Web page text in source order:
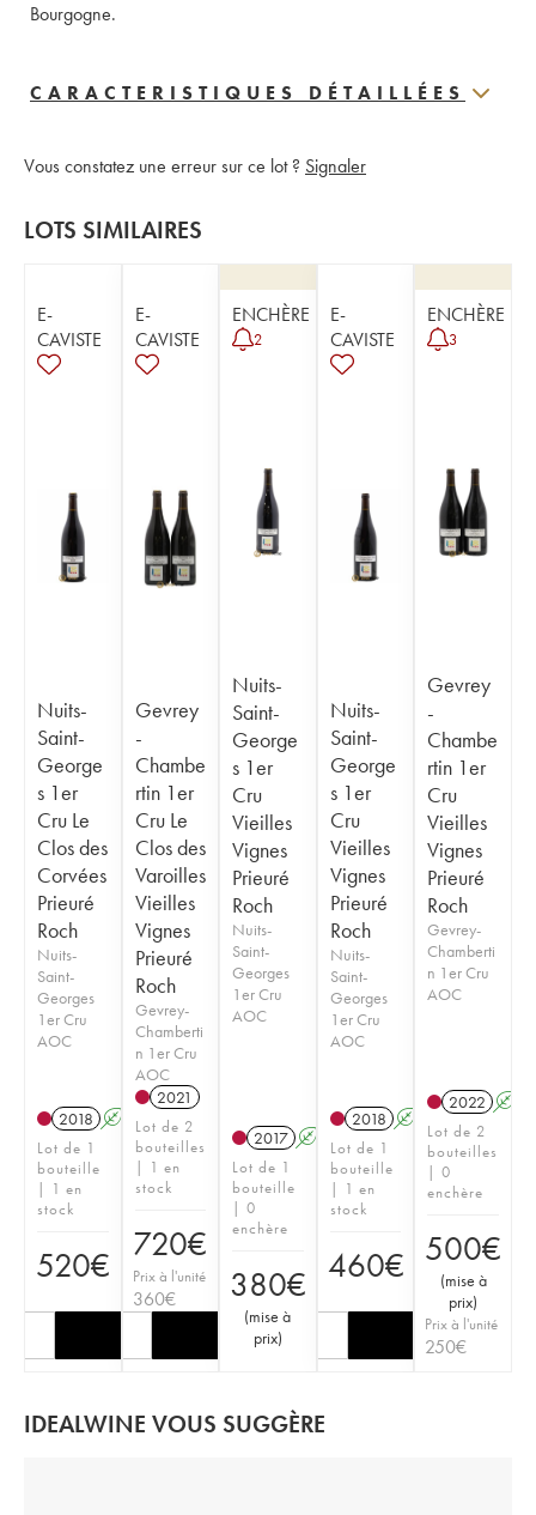
Bourgogne.
CARACTERISTIQUES DÉTAILLÉES
Vous constatez une erreur sur ce lot ? Signaler
LOTS SIMILAIRES
E-
CAVISTE
Nuits-
Saint-
George
s 1er
Cru Le
Clos des
Corvées
Prieuré
Roch
Nuits-
Saint-
Georges
1er Cru
AOC
2018 A S
Lot de 1
bouteille
| 1 en
stock
520€
E-
CAVISTE
Gevrey
-
Chambe
rtin 1er
Cru Le
Clos des
Varoilles
Vieilles
Vignes
Prieuré
Roch
Gevrey-
Chamberti
n 1er Cru
AOC
2021
Lot de 2
bouteilles
| 1 en
stock
720€
Prix à l'unité
360€
ENCHÈRE
2
Nuits-
Saint-
George
s 1er
Cru
Vieilles
Vignes
Prieuré
Roch
Nuits-
Saint-
Georges
1er Cru
AOC
2017 A S
Lot de 1
bouteille
| 0
enchère
380€
(mise à
prix)
E-
CAVISTE
Nuits-
Saint-
George
s 1er
Cru
Vieilles
Vignes
Prieuré
Roch
Nuits-
Saint-
Georges
1er Cru
AOC
2018 A
Lot de 1
bouteille
| 1 en
stock
460€
ENCHÈRE
3
Gevrey
-
Chambe
rtin 1er
Cru
Vieilles
Vignes
Prieuré
Roch
Gevrey-
Chamberti
n 1er Cru
AOC
2022 A
Lot de 2
bouteilles
| 0
enchère
500€
(mise à
prix)
Prix à l'unité
250€
IDEALWINE VOUS SUGGÈRE